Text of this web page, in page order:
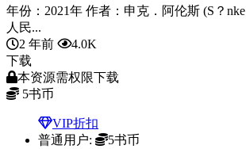
年份：2021年 作者：申克．阿伦斯 (S？nke
人民...
2 年前
4.0K
下载
本资源需权限下载
5书币
VIP折扣
普通用户:
5书币